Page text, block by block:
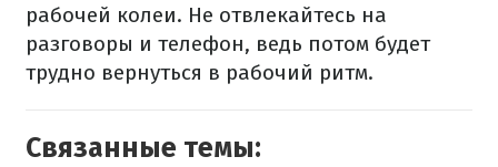
рабочей колеи. Не отвлекайтесь на
разговоры и телефон, ведь потом будет
трудно вернуться в рабочий ритм.
Связанные темы: